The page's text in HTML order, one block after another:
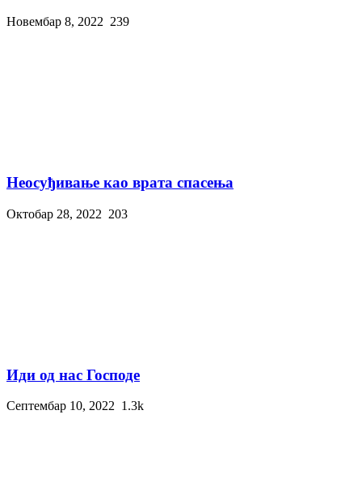
Новембар 8, 2022 239
Неосуђивање као врата спасења
Октобар 28, 2022 203
Иди од нас Господе
Септембар 10, 2022 1.3k